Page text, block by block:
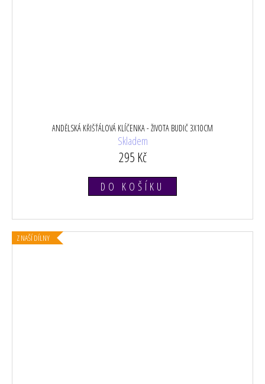
ANDĚLSKÁ KŘIŠŤÁLOVÁ KLÍČENKA - ŽIVOTA BUDIČ 3X10CM
Skladem
295 Kč
DO KOŠÍKU
Z NAŠÍ DÍLNY